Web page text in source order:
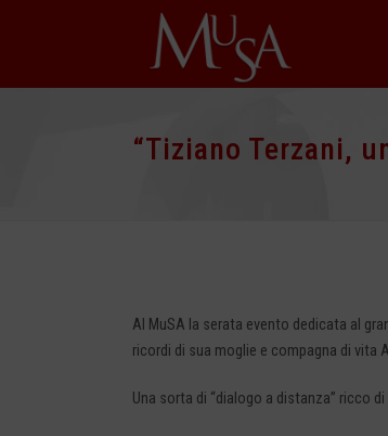
“Tiziano Terzani,
Al MuSA la serata evento dedicata al
ricordi di sua moglie e compagna di vita
Una sorta di “dialogo a distanza” ricco